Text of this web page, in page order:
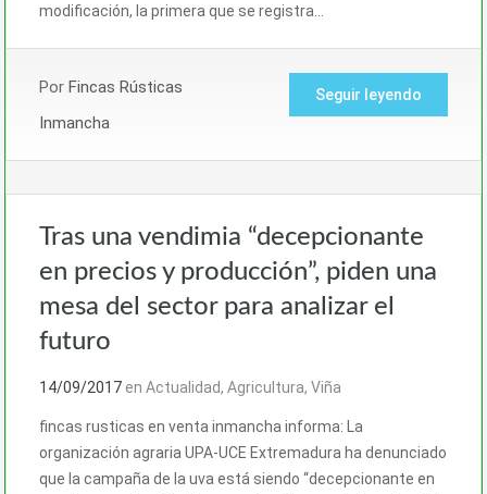
modificación, la primera que se registra…
Por Fincas Rústicas
Inmancha
Seguir leyendo
Tras una vendimia “decepcionante
en precios y producción”, piden una
mesa del sector para analizar el
futuro
14/09/2017 en Actualidad, Agricultura, Viña
fincas rusticas en venta inmancha informa: La
organización agraria UPA-UCE Extremadura ha denunciado
que la campaña de la uva está siendo “decepcionante en